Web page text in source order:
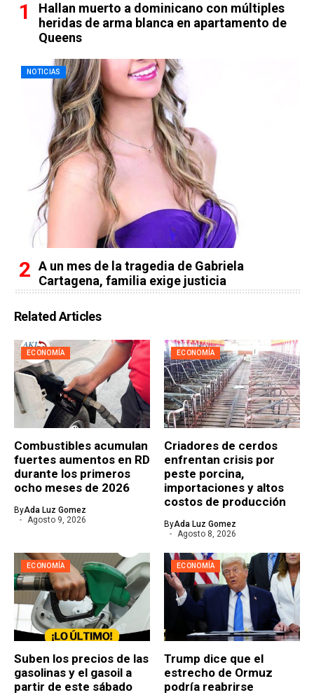
Hallan muerto a dominicano con múltiples
heridas de arma blanca en apartamento de
Queens
NOTICIAS
A un mes de la tragedia de Gabriela
Cartagena, familia exige justicia
Related Articles
ECONOMÍA
Combustibles acumulan
fuertes aumentos en RD
durante los primeros
ocho meses de 2026
ByAda Luz Gomez
Agosto 9, 2026
ECONOMÍA
Criadores de cerdos
enfrentan crisis por
peste porcina,
importaciones y altos
costos de producción
ByAda Luz Gomez
Agosto 8, 2026
ECONOMÍA
Suben los precios de las
gasolinas y el gasoil a
partir de este sábado
ECONOMÍA
Trump dice que el
estrecho de Ormuz
podría reabrirse